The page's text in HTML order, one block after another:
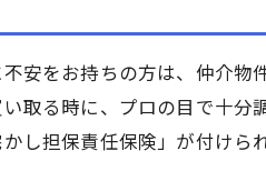
安をお持ちの方は、仲介
取る時に、プロの目で十分
し担保責任保険」が付けら